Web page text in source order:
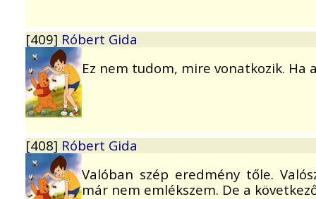
[409] Róbert Gida
Ez nem tudom, mire vonatkozik.
[408] Róbert Gida
Valóban szép eredmény tőle.
már nem emlékszem. De a